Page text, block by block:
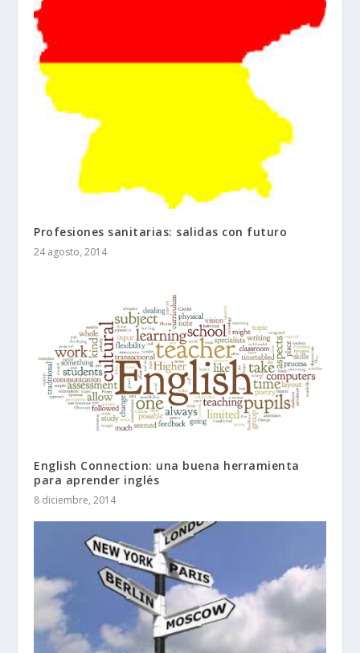
Profesiones sanitarias: salidas con futuro
24 agosto, 2014
English Connection: una buena herramienta
para aprender inglés
8 diciembre, 2014